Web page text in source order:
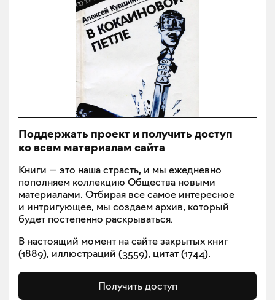
Поддержать проект и получить доступ
ко всем материалам сайта
Книги — это наша страсть, и мы ежедневно
пополняем коллекцию Общества новыми
материалами. Отбирая все самое интересное
и интригующее, мы создаем архив, который
будет постепенно раскрываться.
В настоящий момент на сайте закрытых книг
(1889), иллюстраций (3559), цитат (1744).
Получить доступ